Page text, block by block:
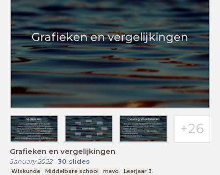
Grafieken en vergelijkingen
January 2022- 30 slides
Wiskunde Middelbare school mavo Leerjaar 3